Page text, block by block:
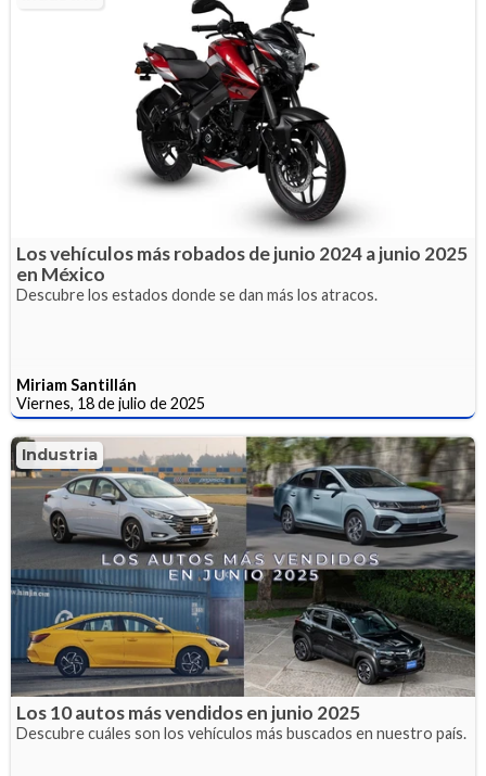
Los vehículos más robados de junio 2024 a junio 2025
en México
Descubre los estados donde se dan más los atracos.
Miriam Santillán
Viernes, 18 de julio de 2025
Industria
Los 10 autos más vendidos en junio 2025
Descubre cuáles son los vehículos más buscados en nuestro país.